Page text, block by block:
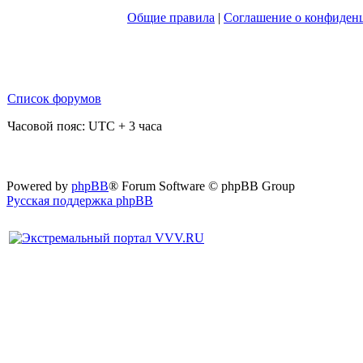
Общие правила | Соглашение о
Список форумов
Часовой пояс: UTC + 3 часа
Powered by phpBB® Forum Software © phpBB Group
Русская поддержка phpBB